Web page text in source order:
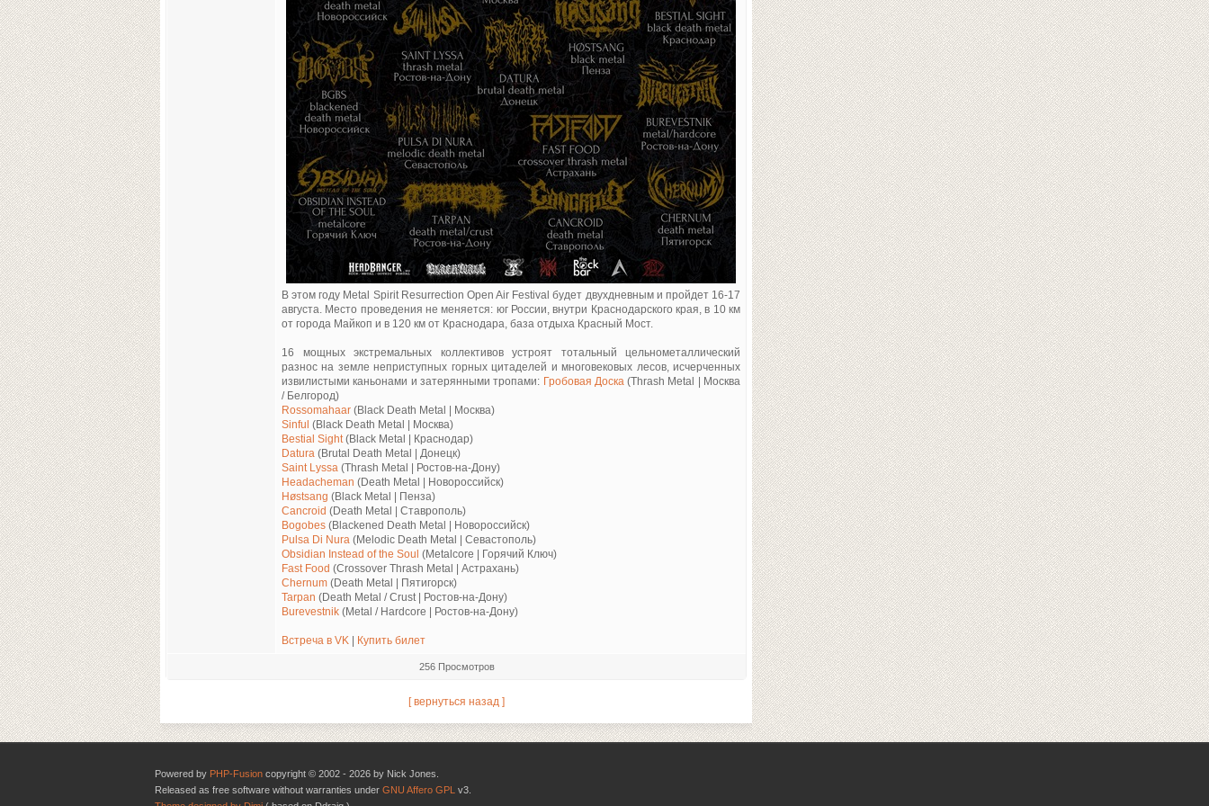
В этом году Metal Spirit Resurrection Open Air Festival будет двухдневным и пройдет 16-17
августа. Место проведения не меняется: юг России, внутри Краснодарского края, в 10 км
от города Майкоп и в 120 км от Краснодара, база отдыха Красный Мост.
16 мощных экстремальных коллективов устроят тотальный цельнометаллический
разнос на земле неприступных горных цитаделей и многовековых лесов, исчерченных
извилистыми каньонами и затерянными тропами: Гробовая Доска (Thrash Metal | Москва
/ Белгород)
Rossomahaar (Black Death Metal | Москва)
Sinful (Black Death Metal | Москва)
Bestial Sight (Black Metal | Краснодар)
Datura (Brutal Death Metal | Донецк)
Saint Lyssa (Thrash Metal | Ростов-на-Дону)
Headacheman (Death Metal | Новороссийск)
Høstsang (Black Metal | Пенза)
Cancroid (Death Metal | Ставрополь)
Bogobes (Blackened Death Metal | Новороссийск)
Pulsa Di Nura (Melodic Death Metal | Севастополь)
Obsidian Instead of the Soul (Metalcore | Горячий Ключ)
Fast Food (Crossover Thrash Metal | Астрахань)
Chernum (Death Metal | Пятигорск)
Tarpan (Death Metal / Crust | Ростов-на-Дону)
Burevestnik (Metal / Hardcore | Ростов-на-Дону)
Встреча в VK Купить билет
256 Просмотров
[ вернуться назад ]
Powered by PHP-Fusion copyright © 2002 - 2026 by Nick Jones.
Released as free software without warranties under GNU Affero GPL v3.